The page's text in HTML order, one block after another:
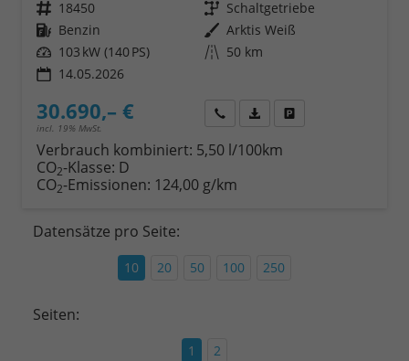
Fahrzeugnr. 18450 Getriebe Schaltgetriebe
Kraftstoff Benzin Außenfarbe Arktis Weiß
Leistung 103 kW (140 PS) Kilometerstand 50 km
14.05.2026
30.690,– €
incl. 19% MwSt.
Wir rufen Sie anFahrzeugexposé (PDF)
Verbrauch kombiniert: 5,50 l/100km
CO2-Klasse: D
CO2-Emissionen: 124,00 g/km
Datensätze pro Seite:
10 20 50 100 250
Seiten:
1 2